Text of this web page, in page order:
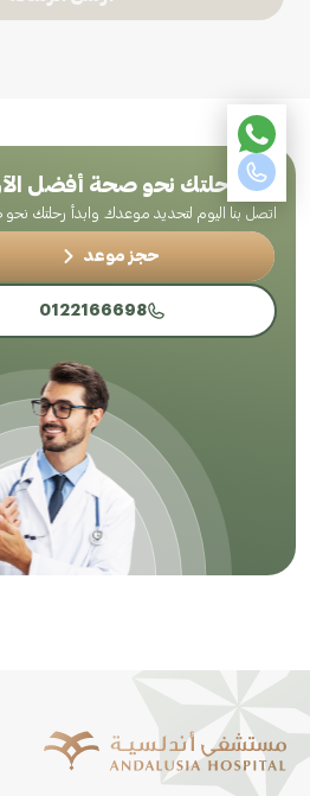
ابدأ رحلتك نحو صحة أفضل
اتصل بنا اليوم لتحديد موعدك وابدأ رحلتك
حجز موعد
0122166698